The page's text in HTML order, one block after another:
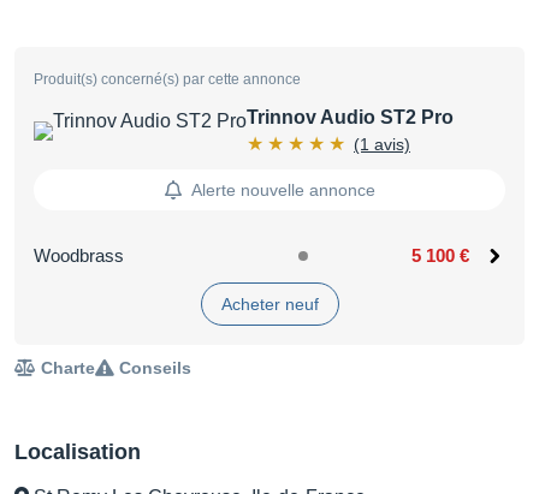
Localisation
Produit(s) concerné(s) par cette annonce
Trinnov Audio ST2 Pro
(1 avis)
Alerte nouvelle annonce
Woodbrass 5 100 €
Acheter neuf
Charte Conseils